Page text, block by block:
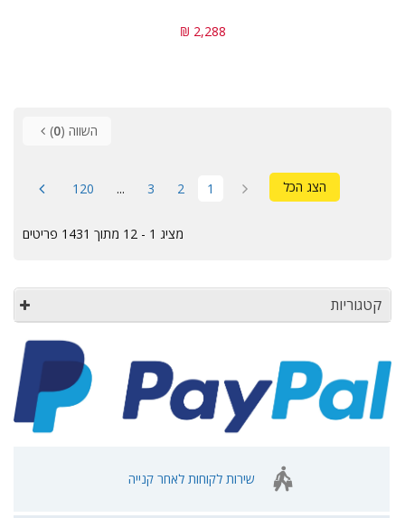
2,288 ₪
השווה (0
)
הצג הכל 1
2
3
...
120
מציג 1 - 12 מתוך 1431 פריטים
קטגוריות
שירות לקוחות לאחר קנייה